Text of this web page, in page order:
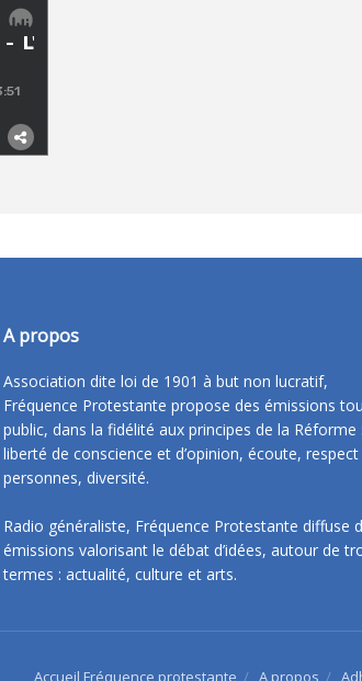
A propos
Association dite loi de 1901 à but non lucratif,
Fréquence Protestante propose des émissions
public, dans la fidélité aux principes de la Réforme :
liberté de conscience et d’opinion, écoute, respect
personnes, diversité.
Radio généraliste, Fréquence Protestante diffuse
émissions valorisant le débat d’idées, autour de
termes : actualité, culture et arts.
Accueil Fréquence protestante A propos